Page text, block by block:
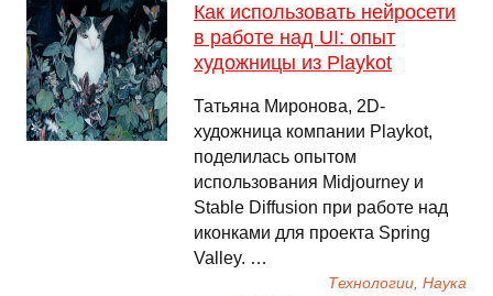
Как использовать нейросети
в работе над UI: опыт
художницы из Playkot
Татьяна Миронова, 2D-
художница компании Playkot,
поделилась опытом
использования Midjourney и
Stable Diffusion при работе над
иконками для проекта Spring
Valley. …
Технологии, Наука